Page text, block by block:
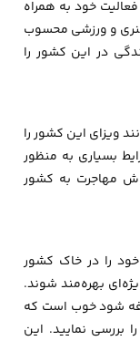
خود به همراه
و ورزشی محسوب
در این کشور را
ویزای این کشور را
بسیاری به منظور
مهاجرت به کشور
را در خاک کشور
بهره‌مند شوند.
شود خوب است که
بررسی نمایید. این